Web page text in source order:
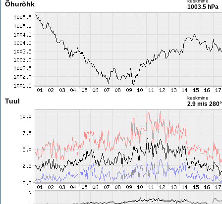
Õhurõhk 1003.5 hPa
Tuul keskmine
2.9 m/s 280°